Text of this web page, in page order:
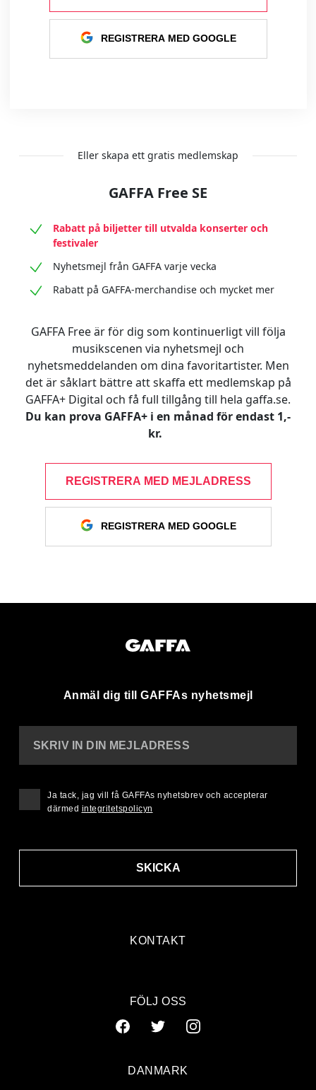
REGISTRERA MED GOOGLE
Eller skapa ett gratis medlemskap
GAFFA Free SE
Rabatt på biljetter till utvalda konserter och
festivaler
Nyhetsmejl från GAFFA varje vecka
Rabatt på GAFFA-merchandise och mycket mer
GAFFA Free är för dig som kontinuerligt vill följa
musikscenen via nyhetsmejl och
nyhetsmeddelanden om dina favoritartister. Men
det är såklart bättre att skaffa ett medlemskap på
GAFFA+ Digital och få full tillgång till hela gaffa.se.
Du kan prova GAFFA+ i en månad för endast 1,-
kr.
REGISTRERA MED MEJLADRESS
REGISTRERA MED GOOGLE
Anmäl dig till GAFFAs nyhetsmejl
KONTAKT
SKRIV IN DIN MEJLADRESS
SKICKA
Ja tack, jag vill få GAFFAs nyhetsbrev och accepterar
därmed integritetspolicyn
FÖLJ OSS
DANMARK